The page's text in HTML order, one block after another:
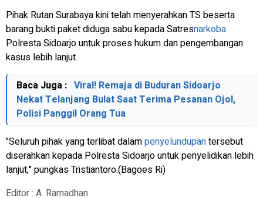
Pihak Rutan Surabaya kini telah menyerahkan TS beserta
barang bukti paket diduga sabu kepada Satresnarkoba
Polresta Sidoarjo untuk proses hukum dan pengembangan
kasus lebih lanjut.
Baca Juga : Viral! Remaja di Buduran Sidoarjo
Nekat Telanjang Bulat Saat Terima Pesanan Ojol,
Polisi Panggil Orang Tua
"Seluruh pihak yang terlibat dalampenyelundupantersebut
diserahkan kepada Polresta Sidoarjo untuk penyelidikan lebih
lanjut," pungkas Tristiantoro.(Bagoes Ri)
Editor : A. Ramadhan